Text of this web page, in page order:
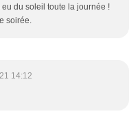
eu du soleil toute la journée !
soirée.
14:12